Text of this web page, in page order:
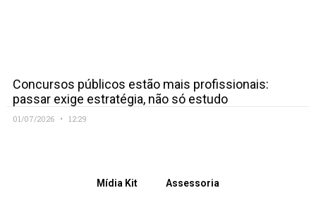
Concursos públicos estão mais profissionais:
passar exige estratégia, não só estudo
01/07/2026 12:29
Mídia Kit Assessoria